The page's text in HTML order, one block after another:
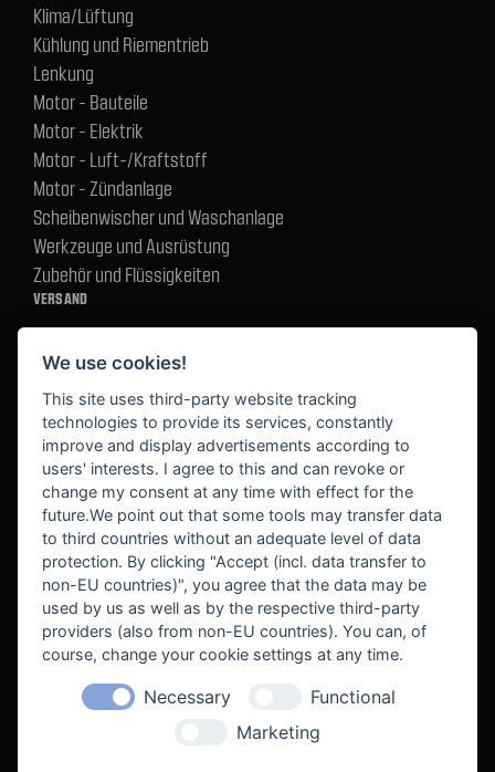
Klima/Lüftung
Kühlung und Riementrieb
Lenkung
Motor - Bauteile
Motor - Elektrik
Motor - Luft-/Kraftstoff
Motor - Zündanlage
Scheibenwischer und Waschanlage
Werkzeuge und Ausrüstung
Zubehör und Flüssigkeiten
VERSAND
BEKANNT AUS
We use cookies!
This site uses third-party website tracking
technologies to provide its services, constantly
improve and display advertisements according to
users' interests. I agree to this and can revoke or
change my consent at any time with effect for the
future.We point out that some tools may transfer data
to third countries without an adequate level of data
protection. By clicking "Accept (incl. data transfer to
non-EU countries)", you agree that the data may be
used by us as well as by the respective third-party
providers (also from non-EU countries). You can, of
course, change your cookie settings at any time.
Necessary
Functional
Marketing